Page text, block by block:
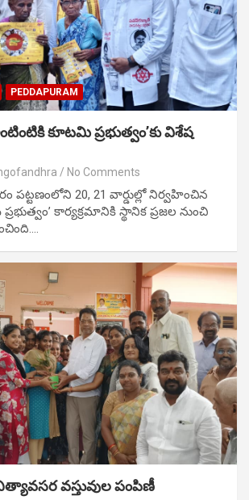
PEDDAPURAM
కూటమి ప్రభుత్వం’కు విశేష
No Comments
పట్టణంలోని 20, 21 వార్డుల్లో నిర్వహించిన
కార్యక్రమానికి స్థానిక ప్రజల నుంచి
వస్తువుల పంపిణీ